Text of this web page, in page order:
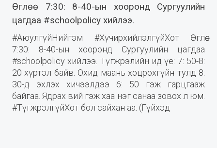
Өглөө 7:30: 8-40-ын хооронд Сургуулийн
цагдаа #schoolpolicy хийлээ.
#АюулгүйНийгэм #ХүчирхийлэлгүйХот Өглөө
7:30: 8-40-ын хооронд Сургуулийн цагдаа
#schoolpolicy хийлээ. Түгжрэлийн ид үе: 7: 50-8:
20 хүртэл байв. Охид маань хоцрохгүйн тулд 8:
30-д эхлэх хичээлдээ 6: 50 гэж гарцгааж
байгаа. Ядрах вий гэж хаа нэг санаа зовох л юм.
#ТүгжрэлгүйХот бол сайхан аа. (Гүйхэд